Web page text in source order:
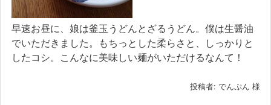
早速お昼に、娘は釜玉うどんとざるうどん。僕は生醤油
でいただきました。もちっとした柔らさと、しっかりと
したコシ。こんなに美味しい麺がいただけるなんて！
投稿者: でんぷん 様